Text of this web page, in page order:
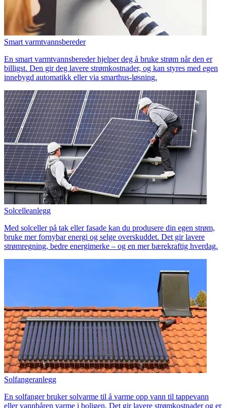
Smart varmtvannsbereder
En smart varmtvannsbereder hjelper deg å bruke strøm når den er
billigst. Den gir deg lavere strømkostnader, og kan styres med egen
innebygd automatikk eller via smarthus-løsning.
Solcelleanlegg
Med solceller på tak eller fasade kan du produsere din egen strøm,
bruke mer fornybar energi og selge overskuddet. Det gir lavere
strømregning, bedre energimerke – og en mer bærekraftig hverdag.
Solfangeranlegg
En solfanger bruker solvarme til å varme opp vann til tappevann
eller vannbåren varme i boligen. Det gir lavere strømkostnader og er